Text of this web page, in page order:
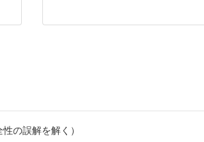
の誤解を解く）